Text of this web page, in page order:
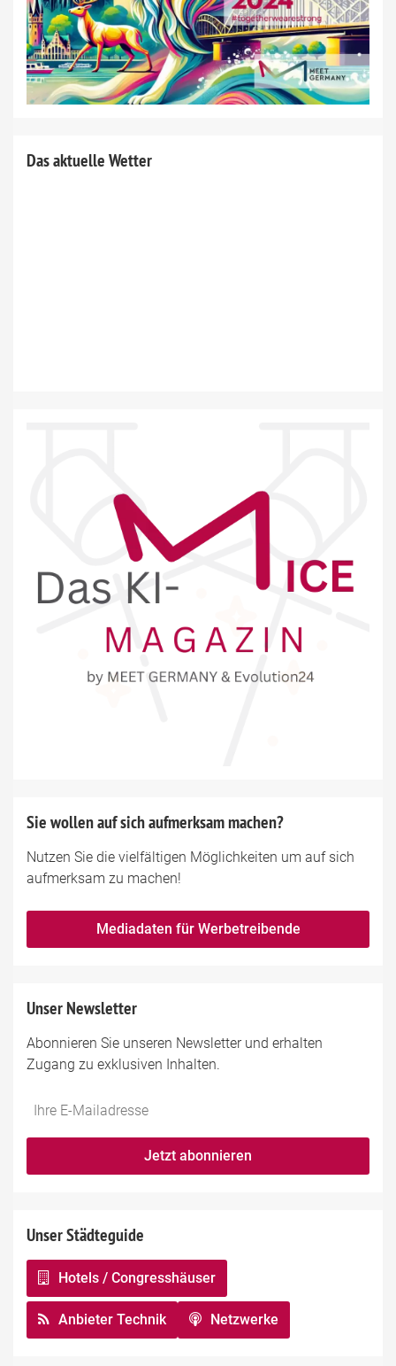
Das aktuelle Wetter
Sie wollen auf sich aufmerksam machen?
Nutzen Sie die vielfältigen Möglichkeiten um auf sich
aufmerksam zu machen!
Mediadaten für Werbetreibende
Unser Newsletter
Abonnieren Sie unseren Newsletter und erhalten
Zugang zu exklusiven Inhalten.
Jetzt abonnieren
Unser Städteguide
Hotels / Congresshäuser
Anbieter Technik Netzwerke